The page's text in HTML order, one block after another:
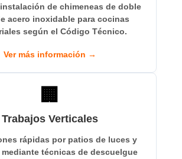
de chimeneas de doble
acero inoxidable para cocinas
según el Código Técnico.
Ver más información →
🏢
Trabajos Verticales
rápidas por patios de luces y
técnicas de descuelgue